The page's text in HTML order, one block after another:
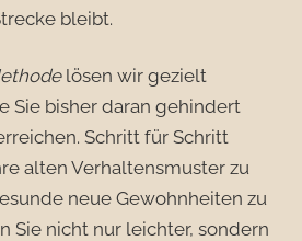
bleibt.
lösen wir gezielt
Sie bisher daran gehindert
Schritt für Schritt
alten Verhaltensmuster zu
neue Gewohnheiten zu
Sie nicht nur leichter, sondern